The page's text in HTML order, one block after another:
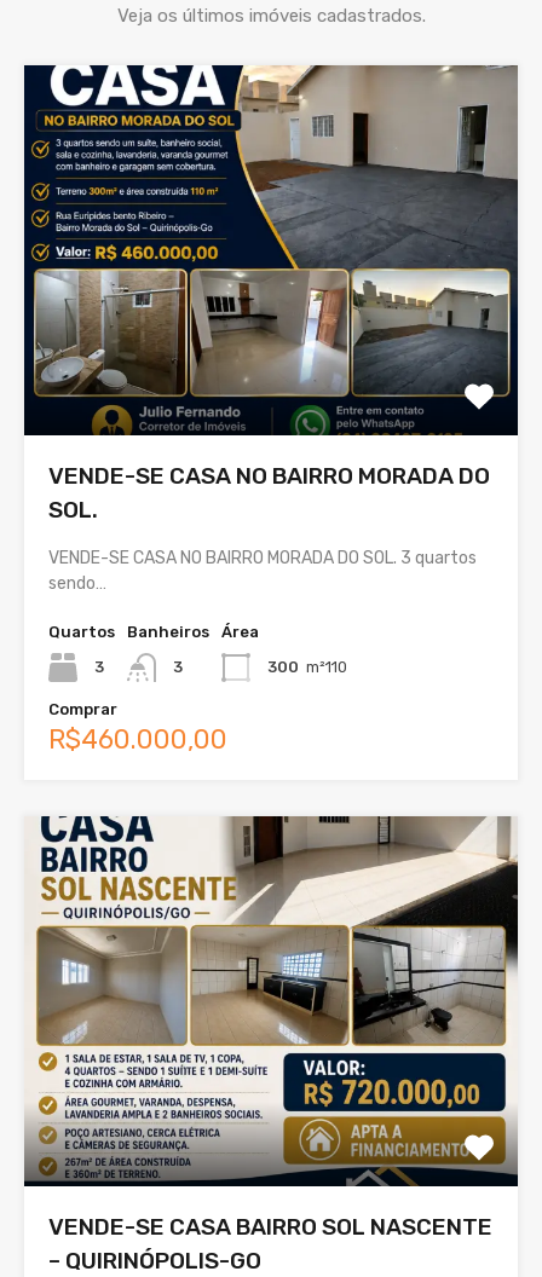
Veja os últimos imóveis cadastrados.
VENDE-SE CASA NO BAIRRO MORADA DO
SOL.
VENDE-SE CASA NO BAIRRO MORADA DO SOL. 3 quartos
sendo…
Quartos
3
Banheiros
3
Área
300 m²110
Comprar
R$460.000,00
VENDE-SE CASA BAIRRO SOL NASCENTE
– QUIRINÓPOLIS-GO